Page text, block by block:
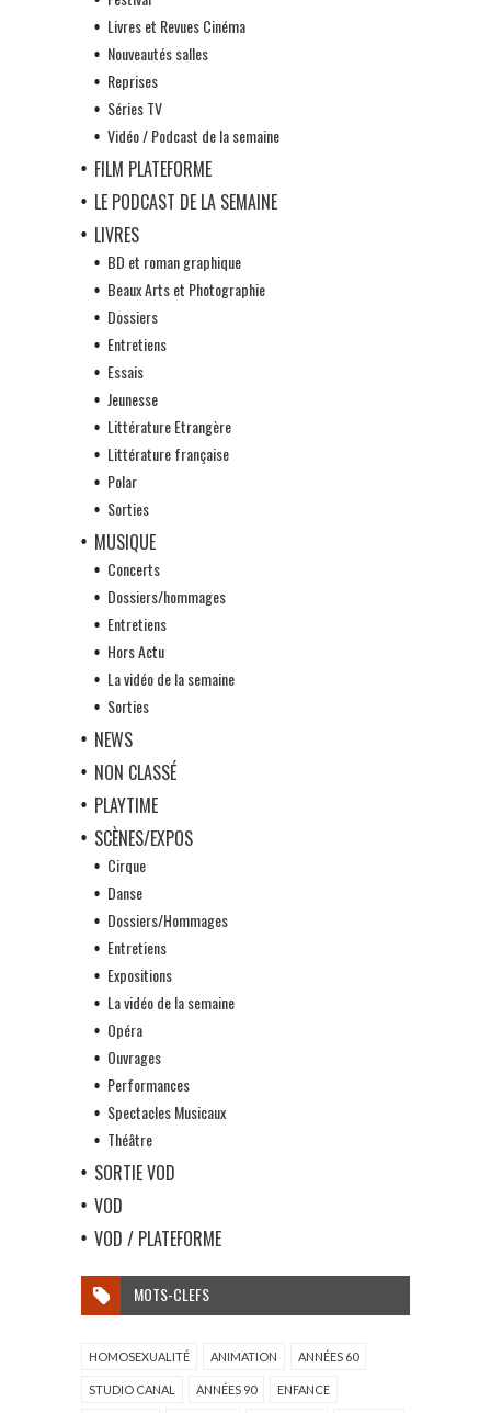
Livres et Revues Cinéma
Nouveautés salles
Reprises
Séries TV
Vidéo / Podcast de la semaine
FILM PLATEFORME
LE PODCAST DE LA SEMAINE
LIVRES
BD et roman graphique
Beaux Arts et Photographie
Dossiers
Entretiens
Essais
Jeunesse
Littérature Etrangère
Littérature française
Polar
Sorties
MUSIQUE
Concerts
Dossiers/hommages
Entretiens
Hors Actu
La vidéo de la semaine
Sorties
NEWS
NON CLASSÉ
PLAYTIME
SCÈNES/EXPOS
Cirque
Danse
Dossiers/Hommages
Entretiens
Expositions
La vidéo de la semaine
Opéra
Ouvrages
Performances
Spectacles Musicaux
Théâtre
SORTIE VOD
VOD
VOD / PLATEFORME
MOTS-CLEFS
HOMOSEXUALITÉ ANIMATION ANNÉES 60
STUDIO CANAL ANNÉES 90 ENFANCE